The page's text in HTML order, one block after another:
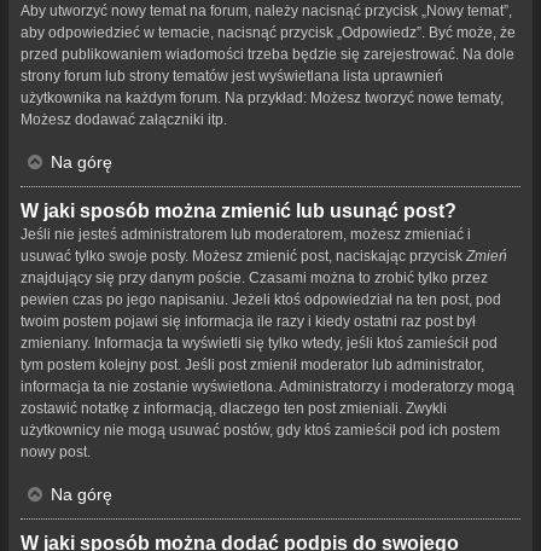
Aby utworzyć nowy temat na forum, należy nacisnąć przycisk „Nowy temat”,
aby odpowiedzieć w temacie, nacisnąć przycisk „Odpowiedz”. Być może, że
przed publikowaniem wiadomości trzeba będzie się zarejestrować. Na dole
strony forum lub strony tematów jest wyświetlana lista uprawnień
użytkownika na każdym forum. Na przykład: Możesz tworzyć nowe tematy,
Możesz dodawać załączniki itp.
Na górę
W jaki sposób można zmienić lub usunąć post?
Jeśli nie jesteś administratorem lub moderatorem, możesz zmieniać i
usuwać tylko swoje posty. Możesz zmienić post, naciskając przycisk Zmień
znajdujący się przy danym poście. Czasami można to zrobić tylko przez
pewien czas po jego napisaniu. Jeżeli ktoś odpowiedział na ten post, pod
twoim postem pojawi się informacja ile razy i kiedy ostatni raz post był
zmieniany. Informacja ta wyświetli się tylko wtedy, jeśli ktoś zamieścił pod
tym postem kolejny post. Jeśli post zmienił moderator lub administrator,
informacja ta nie zostanie wyświetlona. Administratorzy i moderatorzy mogą
zostawić notatkę z informacją, dlaczego ten post zmieniali. Zwykli
użytkownicy nie mogą usuwać postów, gdy ktoś zamieścił pod ich postem
nowy post.
Na górę
W jaki sposób można dodać podpis do swojego